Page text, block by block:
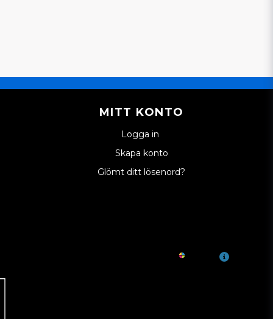
MITT KONTO
Logga in
Skapa konto
Glömt ditt lösenord?